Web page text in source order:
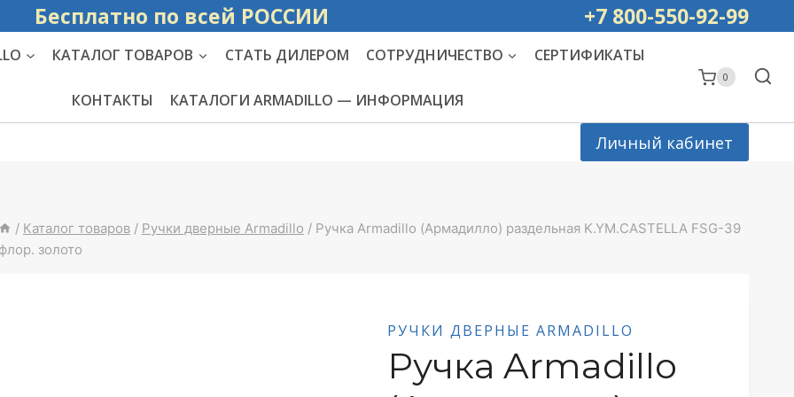
Бесплатно по всей РОССИИ +7 800-550-92-99
КАТАЛОГ ТОВАРОВ СТАТЬ ДИЛЕРОМ СОТРУДНИЧЕСТВО СЕРТИФИКАТЫ
КОНТАКТЫ КАТАЛОГИ ARMADILLO — ИНФОРМАЦИЯ
0
Личный кабинет
/ Каталог товаров / Ручки дверные Armadillo / Ручка Armadillo (Армадилло) раздельная K.YM.CASTELLA FSG-39
флор. золото
РУЧКИ ДВЕРНЫЕ ARMADILLO
Ручка Armadillo